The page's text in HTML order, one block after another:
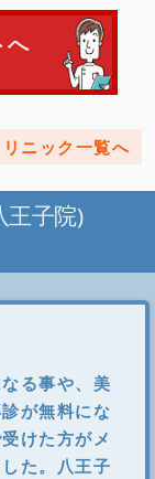
へ
ニック一覧へ
子院)
る事や、美
が無料にな
けた方がメ
た。八王子